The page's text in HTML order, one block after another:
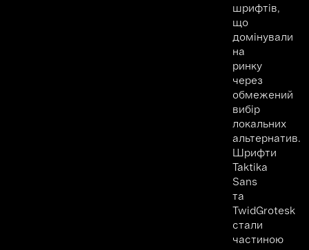
шрифтів,
що
домінували
на
ринку
через
обмежений
вибір
локальних
альтернатив.
Шрифти
Taktika
Sans
та
TwidGrotesk
стали
частиною